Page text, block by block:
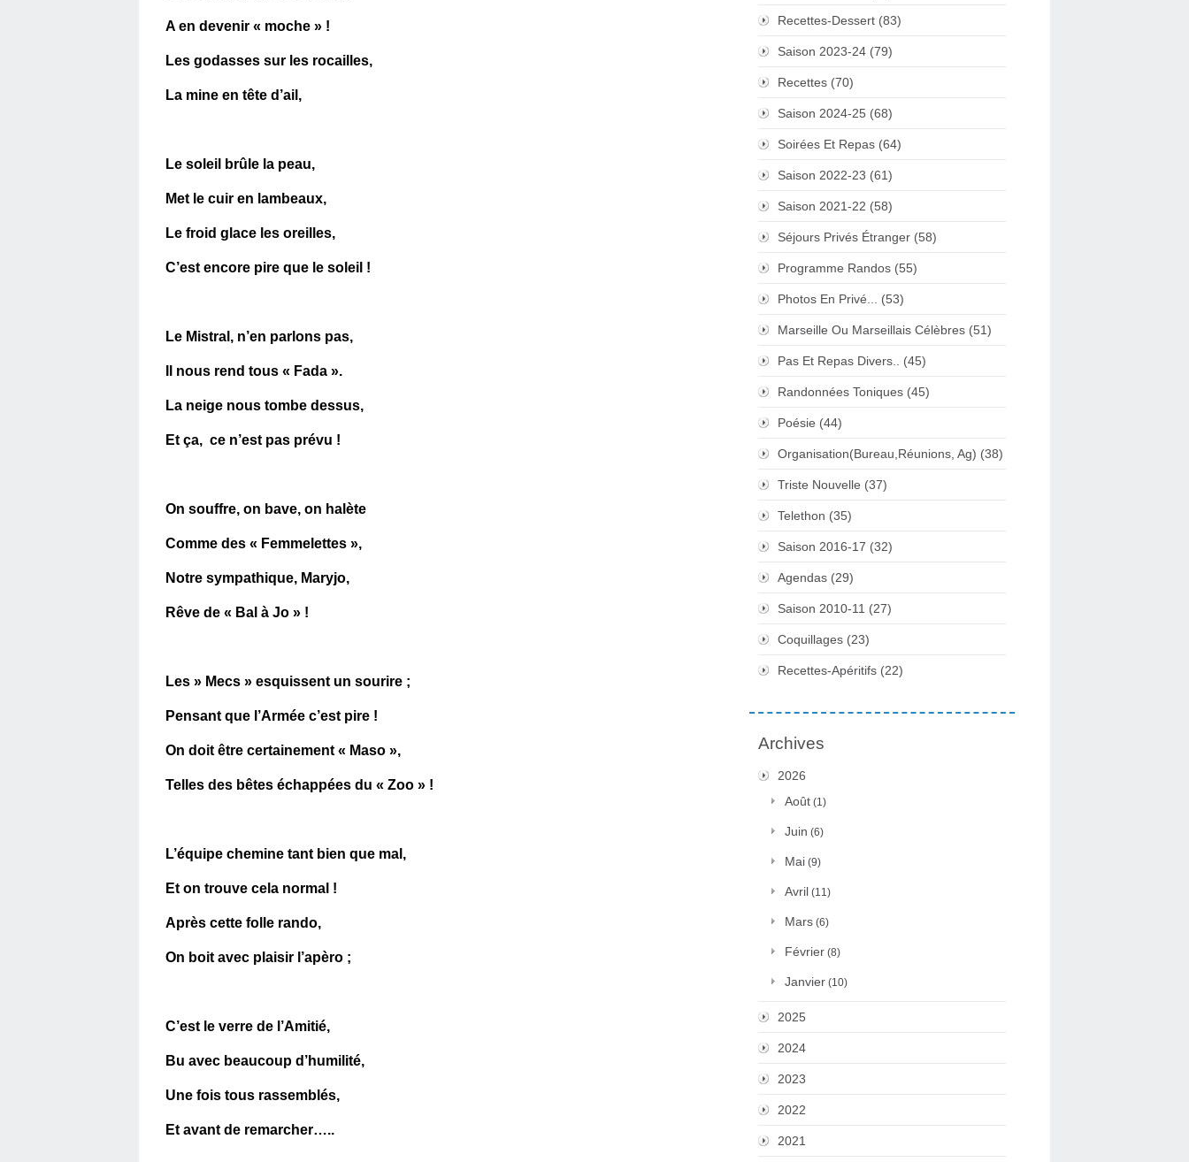
A en devenir « moche » !
Les godasses sur les rocailles,
La mine en tête d’ail,
Le soleil brûle la peau,
Met le cuir en lambeaux,
Le froid glace les oreilles,
C’est encore pire que le soleil !
Le Mistral, n’en parlons pas,
Il nous rend tous « Fada ».
La neige nous tombe dessus,
Et ça, ce n’est pas prévu !
On souffre, on bave, on halète
Comme des « Femmelettes »,
Notre sympathique, Maryjo,
Rêve de « Bal à Jo » !
Les » Mecs » esquissent un sourire ;
Pensant que l’Armée c’est pire !
On doit être certainement « Maso »,
Telles des bêtes échappées du « Zoo » !
L’équipe chemine tant bien que mal,
Et on trouve cela normal !
Après cette folle rando,
On boit avec plaisir l’apèro ;
C’est le verre de l’Amitié,
Bu avec beaucoup d’humilité,
Une fois tous rassemblés,
Et avant de remarcher…..
Recettes-Dessert (83)
Saison 2023-24 (79)
Recettes (70)
Saison 2024-25 (68)
Soirées Et Repas (64)
Saison 2022-23 (61)
Saison 2021-22 (58)
Séjours Privés Étranger (58)
Programme Randos (55)
Photos En Privé... (53)
Marseille Ou Marseillais Célèbres (51)
Pas Et Repas Divers.. (45)
Randonnées Toniques (45)
Poésie (44)
Organisation(Bureau,Réunions, Ag) (38)
Triste Nouvelle (37)
Telethon (35)
Saison 2016-17 (32)
Agendas (29)
Saison 2010-11 (27)
Coquillages (23)
Recettes-Apéritifs (22)
Archives
2026
Août (1)
Juin (6)
Mai (9)
Avril (11)
Mars (6)
Février (8)
Janvier (10)
2025
2024
2023
2022
2021